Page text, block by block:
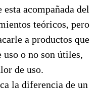
acompañada del
teóricos, pero
a productos que
o no son útiles,
de uso.
la diferencia de un